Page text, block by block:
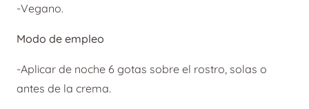
-Vegano.
Modo de empleo
-Aplicar de noche 6 gotas sobre el rostro, solas o
antes de la crema.